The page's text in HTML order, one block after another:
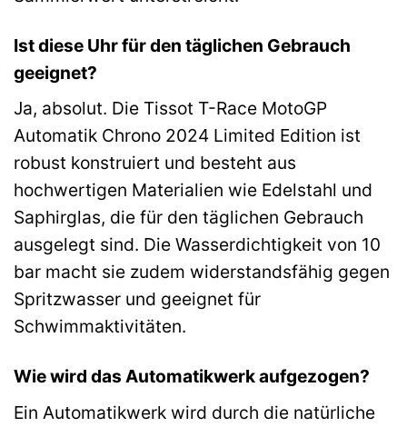
Ist diese Uhr für den täglichen Gebrauch
geeignet?
Ja, absolut. Die Tissot T-Race MotoGP
Automatik Chrono 2024 Limited Edition ist
robust konstruiert und besteht aus
hochwertigen Materialien wie Edelstahl und
Saphirglas, die für den täglichen Gebrauch
ausgelegt sind. Die Wasserdichtigkeit von 10
bar macht sie zudem widerstandsfähig gegen
Spritzwasser und geeignet für
Schwimmaktivitäten.
Wie wird das Automatikwerk aufgezogen?
Ein Automatikwerk wird durch die natürliche